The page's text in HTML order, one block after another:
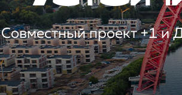
Совместный проект +1 и